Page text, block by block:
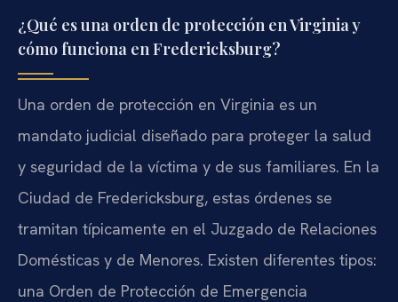
¿Qué es una orden de protección en Virginia y
cómo funciona en Fredericksburg?
Una orden de protección en Virginia es un
mandato judicial diseñado para proteger la salud
y seguridad de la víctima y de sus familiares. En la
Ciudad de Fredericksburg, estas órdenes se
tramitan típicamente en el Juzgado de Relaciones
Domésticas y de Menores. Existen diferentes tipos:
una Orden de Protección de Emergencia